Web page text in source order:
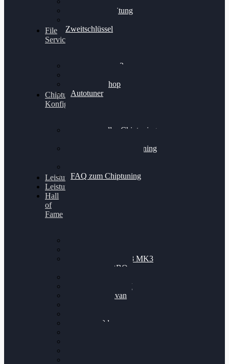
Felgenaufbereitung
Zweitschlüssel
File
Service
Alientech Kess3
Alientech Shop
Autotuner
Chiptuning
Konfigurator
Professionelles Chiptuning
Professionelles Chiptuning
FAQ zum Chiptuning
Leistungsmessung
Leistungsprüfstand
Hall
of
Fame
Nissan GT-R35 3.8 MK3
V6 TWINTURBO
VW Passat 2.0TDI
VW T6 Multivan
BMW 120d